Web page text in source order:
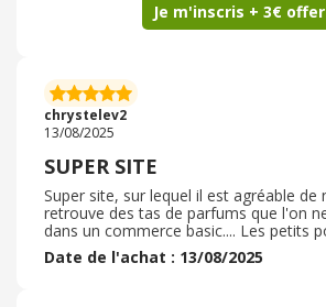
Je m'inscris + 3€
chrystelev2
13/08/2025
SUPER SITE
Super site, sur lequel il est agréable de
retrouve des tas de parfums que l'on
dans un commerce basic.... Les petits
pour mettre sur une table de petit
mais il est également possible de
Date de l'achat : 13/08/2025